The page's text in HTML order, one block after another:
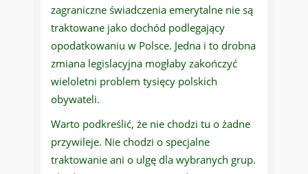
zagraniczne świadczenia emerytalne nie są
traktowane jako dochód podlegający
opodatkowaniu w Polsce. Jedna i to drobna
zmiana legislacyjna mogłaby zakończyć
wieloletni problem tysięcy polskich
obywateli.
Warto podkreślić, że nie chodzi tu o żadne
przywileje. Nie chodzi o specjalne
traktowanie ani o ulgę dla wybranych grup.